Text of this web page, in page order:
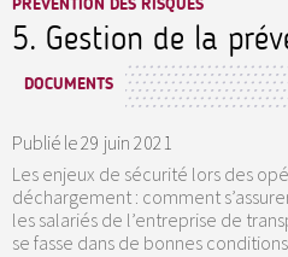
PRÉVENTION DES RISQUES
5. Gestion de la
DOCUMENTS
Publié le29 juin 2021
Les enjeux de sécurité lors des
déchargement : comment
les salariés de l’entreprise de
se fasse dans de bonnes